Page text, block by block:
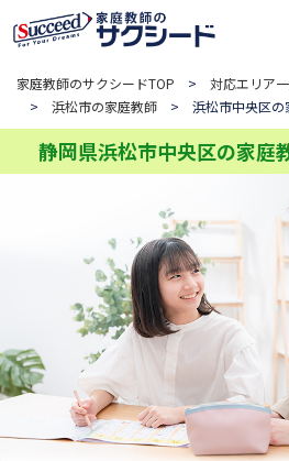
家庭教師のサクシードTOP > 対応エリア
> 浜松市の家庭教師 > 浜松市中央区の
静岡県浜松市中央区の家庭